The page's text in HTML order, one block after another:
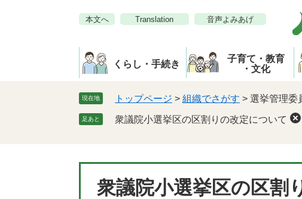
本文へ Translation 音声よみあげ
くらし・手続き
子育て・教育
・文化
現在地 トップページ > 組織でさがす > 選挙管理委
足あと 衆議院小選挙区の区割りの改定について
衆議院小選挙区の区割